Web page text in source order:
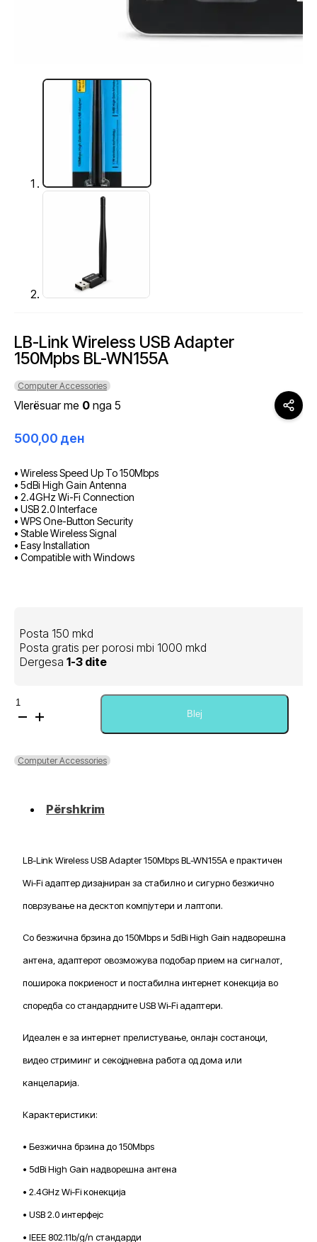
LB-Link Wireless USB Adapter
150Mpbs BL-WN155A
Computer Accessories
Vlerësuar me 0 nga 5
500,00 ден
• Wireless Speed Up To 150Mbps
• 5dBi High Gain Antenna
• 2.4GHz Wi-Fi Connection
• USB 2.0 Interface
• WPS One-Button Security
• Stable Wireless Signal
• Easy Installation
• Compatible with Windows
Posta 150 mkd
Posta gratis per porosi mbi 1000 mkd
Dergesa 1-3 dite
Sasi
LB-
USB
WN155A
Blej
Computer Accessories
Përshkrim
LB-Link Wireless USB Adapter 150Mbps BL-WN155A е практичен
Wi-Fi адаптер дизајниран за стабилно и сигурно безжично
поврзување на десктоп компјутери и лаптопи.
Со безжична брзина до 150Mbps и 5dBi High Gain надворешна
антена, адаптерот овозможува подобар прием на сигналот,
поширока покриеност и постабилна интернет конекција во
споредба со стандардните USB Wi-Fi адаптери.
Идеален е за интернет прелистување, онлајн состаноци,
видео стриминг и секојдневна работа од дома или
канцеларија.
Карактеристики:
• Безжична брзина до 150Mbps
• 5dBi High Gain надворешна антена
• 2.4GHz Wi-Fi конекција
• USB 2.0 интерфејс
• IEEE 802.11b/g/n стандарди